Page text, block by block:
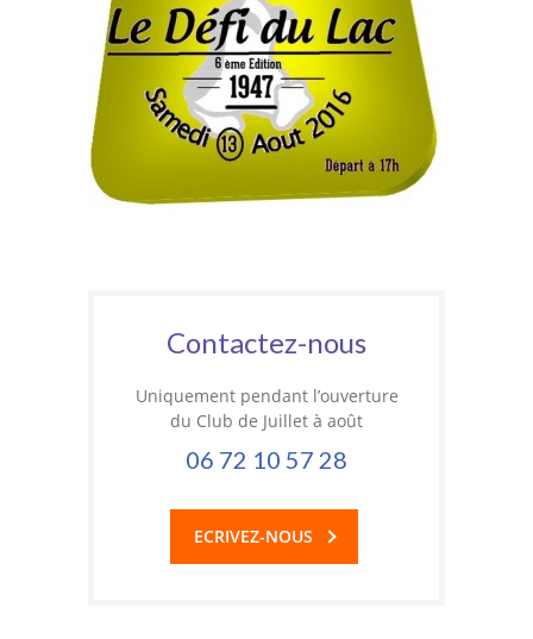
Contactez-nous
Uniquement pendant l’ouverture
du Club de Juillet à août
06 72 10 57 28
ECRIVEZ-NOUS